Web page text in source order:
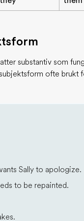
substantiv som
ofte brukt
Sally to apologize.
to be repainted.